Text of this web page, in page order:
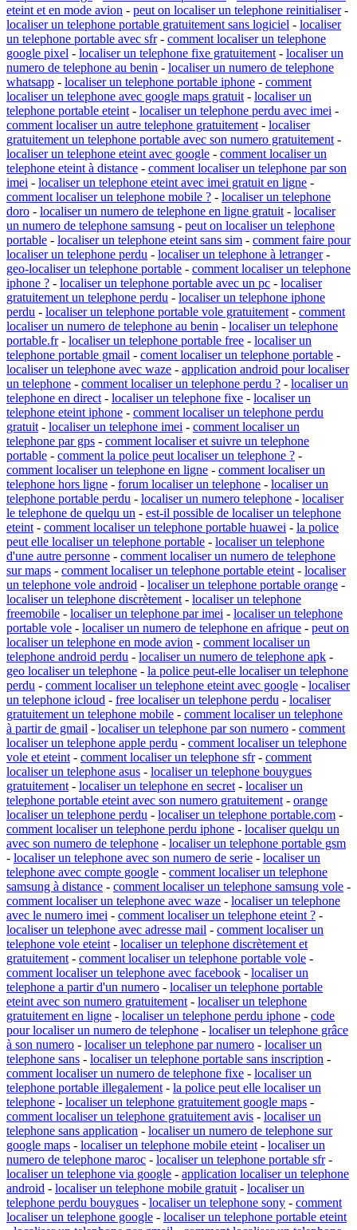
eteint et en mode avion - peut on localiser un telephone reinitialiser-
localiser un telephone portable gratuitement sans logiciel - localiser
un telephone portable avec sfr- comment localiser un telephone
google pixel - localiser un telephone fixe gratuitement - localiser un
numero de telephone au benin - localiser un numero de telephone
whatsapp - localiser un telephone portable iphone - comment
localiser un telephone avec google maps gratuit - localiser un
telephone portable eteint - localiser un telephone perdu avec imei -
comment localiser un autre telephone gratuitement - localiser
gratuitement un telephone portable avec son numero gratuitement -
localiser un telephone eteint avec google - comment localiser un
telephone eteint à distance - comment localiser un telephone par son
imei - localiser un telephone eteint avec imei gratuit en ligne -
comment localiser un telephone mobile ? - localiser un telephone
doro - localiser un numero de telephone en ligne gratuit - localiser
un numero de telephone samsung - peut on localiser un telephone
portable - localiser un telephone eteint sans sim - comment faire pour
localiser un telephone perdu - localiser un telephone à letranger-
geo-localiser un telephone portable - comment localiser un telephone
iphone ? - localiser un telephone portable avec un pc - localiser
gratuitement un telephone perdu - localiser un telephone iphone
perdu - localiser un telephone portable vole gratuitement - comment
localiser un numero de telephone au benin - localiser un telephone
portable.fr- localiser un telephone portable free - localiser un
telephone portable gmail - coment localiser un telephone portable -
localiser un telephone avec waze - application android pour localiser
un telephone - comment localiser un telephone perdu ? - localiser un
telephone en direct - localiser un telephone fixe - localiser un
telephone eteint iphone - comment localiser un telephone perdu
gratuit - localiser un telephone imei - comment localiser un
telephone par gps - comment localiser et suivre un telephone
portable - comment la police peut localiser un telephone ? -
comment localiser un telephone en ligne - comment localiser un
telephone hors ligne - forum localiser un telephone - localiser un
telephone portable perdu - localiser un numero telephone - localiser
le telephone de quelqu un - est-il possible de localiser un telephone
eteint - comment localiser un telephone portable huawei - la police
peut elle localiser un telephone portable - localiser un telephone
d'une autre personne - comment localiser un numero de telephone
sur maps - comment localiser un telephone portable eteint - localiser
un telephone vole android - localiser un telephone portable orange -
localiser un telephone discrètement - localiser un telephone
freemobile - localiser un telephone par imei - localiser un telephone
portable vole - localiser un numero de telephone en afrique - peut on
localiser un telephone en mode avion - comment localiser un
telephone android perdu - localiser un numero de telephone apk -
geo localiser un telephone - la police peut-elle localiser un telephone
perdu - comment localiser un telephone eteint avec google - localiser
un telephone icloud - free localiser un telephone perdu - localiser
gratuitement un telephone mobile - comment localiser un telephone
à partir de gmail - localiser un telephone par son numero - comment
localiser un telephone apple perdu - comment localiser un telephone
vole et eteint - comment localiser un telephone sfr- comment
localiser un telephone asus - localiser un telephone bouygues
gratuitement - localiser un telephone en secret - localiser un
telephone portable eteint avec son numero gratuitement - orange
localiser un telephone perdu - localiser un telephone portable.com -
comment localiser un telephone perdu iphone - localiser quelqu un
avec son numero de telephone - localiser un telephone portable gsm
- localiser un telephone avec son numero de serie - localiser un
telephone avec compte google - comment localiser un telephone
samsung à distance - comment localiser un telephone samsung vole -
comment localiser un telephone avec waze - localiser un telephone
avec le numero imei - comment localiser un telephone eteint ? -
localiser un telephone avec adresse mail - comment localiser un
telephone vole eteint - localiser un telephone discrètement et
gratuitement - comment localiser un telephone portable vole -
comment localiser un telephone avec facebook - localiser un
telephone a partir d'un numero - localiser un telephone portable
eteint avec son numero gratuitement - localiser un telephone
gratuitement en ligne - localiser un telephone perdu iphone - code
pour localiser un numero de telephone - localiser un telephone grâce
à son numero - localiser un telephone par numero - localiser un
telephone sans - localiser un telephone portable sans inscription -
comment localiser un numero de telephone fixe - localiser un
telephone portable illegalement - la police peut elle localiser un
telephone - localiser un telephone gratuitement google maps -
comment localiser un telephone gratuitement avis - localiser un
telephone sans application - localiser un numero de telephone sur
google maps - localiser un telephone mobile eteint - localiser un
numero de telephone maroc - localiser un telephone portable sfr-
localiser un telephone via google - application localiser un telephone
android - localiser un telephone mobile gratuit - localiser un
telephone perdu bouygues - localiser un telephone sony - comment
localiser un telephone google - localiser un telephone portable eteint